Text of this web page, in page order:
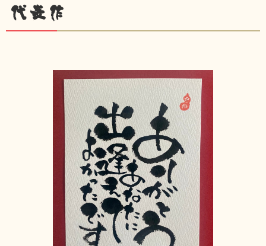
代表作